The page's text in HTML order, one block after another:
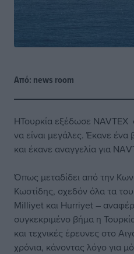
Από: news room
ΗΤουρκία εξέδωσε NAVTEX
να είναι μεγάλες. Έκανε ένα
και έκανε αναγγελία για
Όπως μεταδίδει από την
Κωστίδης, σχεδόν όλα τα
Milliyet και Hurriyet –
συγκεκριμένο βήμα η
και τεχνικές έρευνες στο
χρόνια, κάνοντας λόγο για